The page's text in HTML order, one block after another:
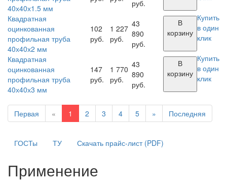
40х40х1.5 мм
руб.
Квадратная
оцинкованная
профильная труба
40х40х2 мм
102
руб.
1 227
руб.
43
890
руб.
В
корзину
Купить
в один
клик
Квадратная
оцинкованная
профильная труба
40х40х3 мм
147
руб.
1 770
руб.
43
890
руб.
В
корзину
Купить
в один
клик
Первая « 1 2 3 4 5 » Последняя
ГОСТы ТУ Скачать прайс-лист (PDF)
Применение